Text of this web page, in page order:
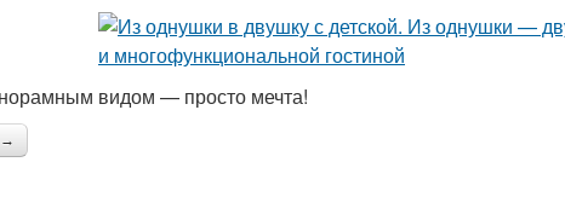
видом — просто мечта!
→